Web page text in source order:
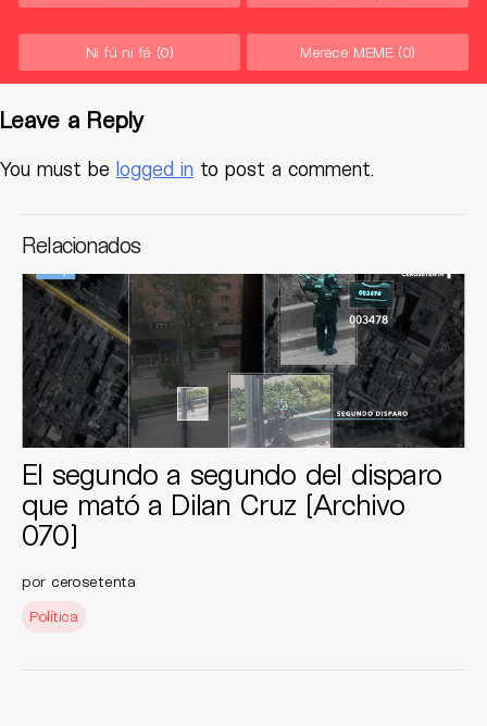
Ni fú ni fá (0) Merece MEME (0)
Leave a Reply
You must be logged in to post a comment.
Relacionados
El segundo a segundo del disparo
que mató a Dilan Cruz [Archivo
070]
por cerosetenta
Política